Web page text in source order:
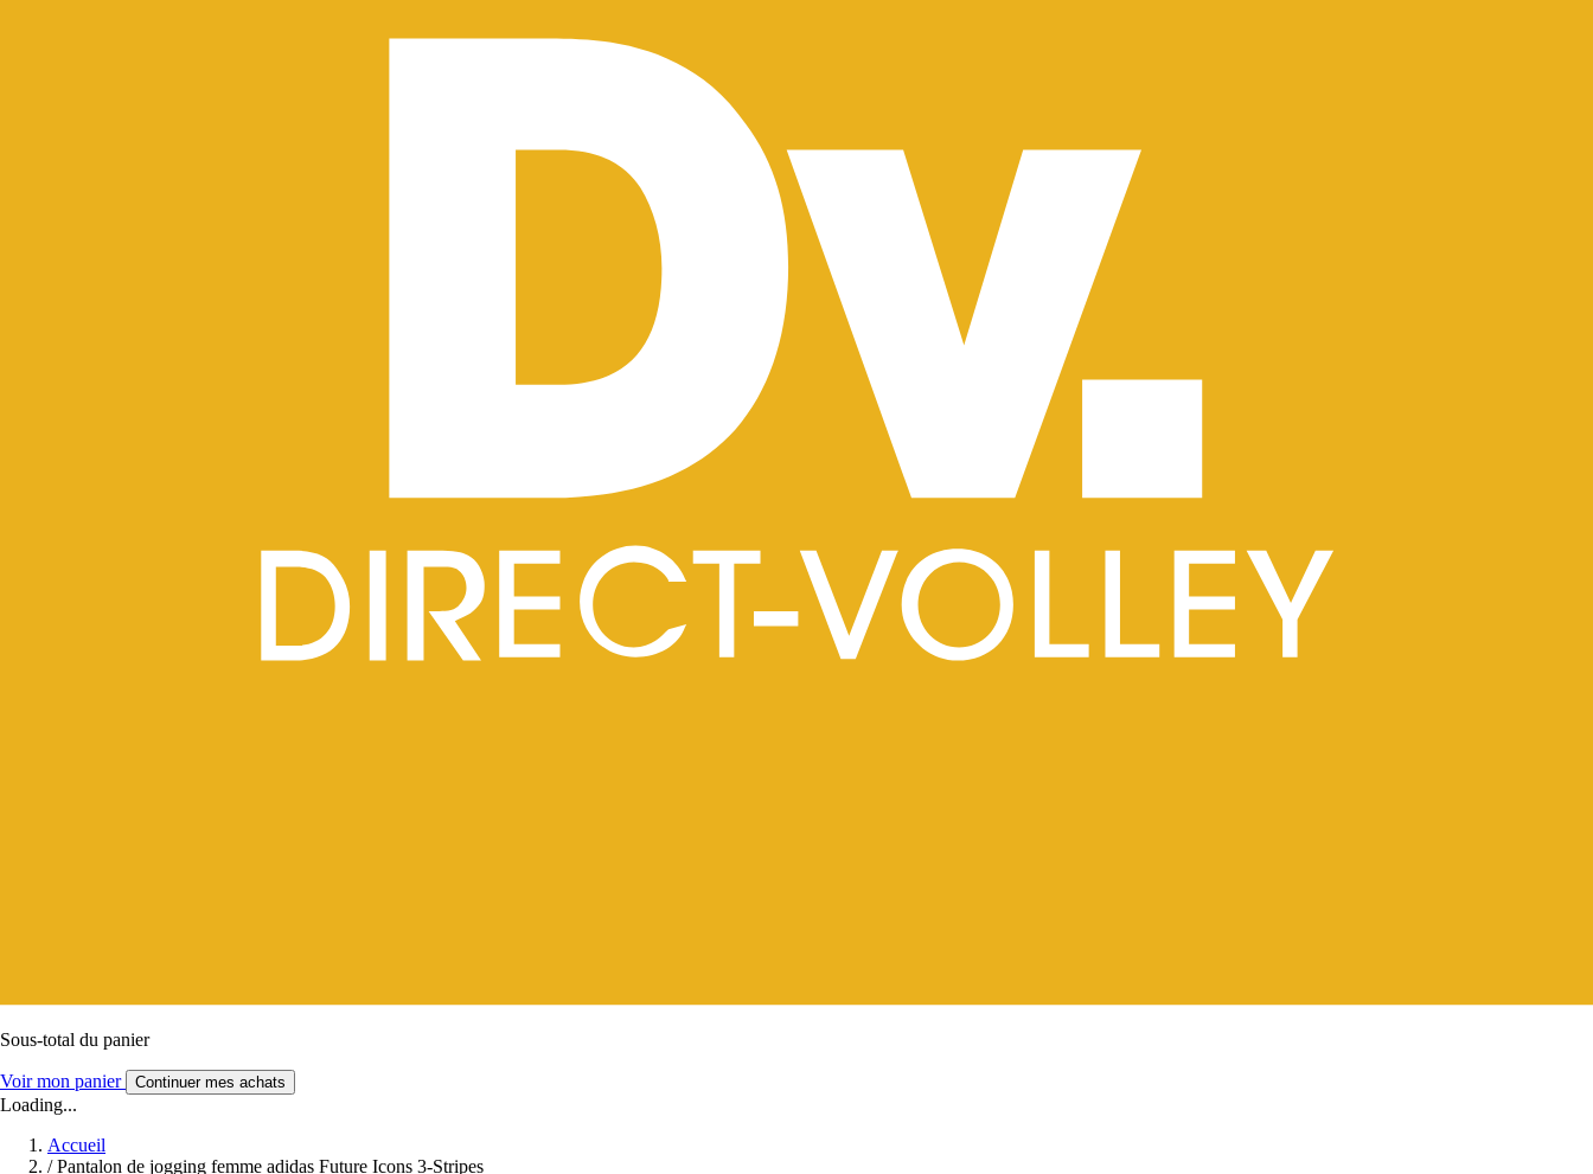
Sous-total du panier
Voir mon panier Continuer mes achats
Loading...
Accueil
/ Pantalon de jogging femme adidas Future Icons 3-Stripes